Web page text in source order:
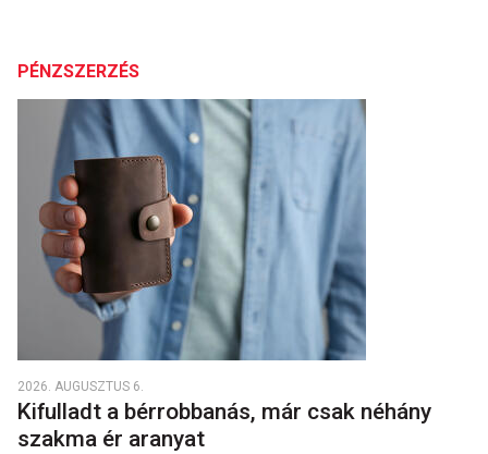
PÉNZSZERZÉS
2026. AUGUSZTUS 6.
Kifulladt a bérrobbanás, már csak néhány
szakma ér aranyat